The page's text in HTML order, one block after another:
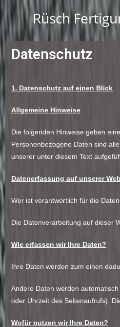
Rüsch
Datenschutz
1. Datenschutz auf einen Blick
Allgemeine Hinweise
Die folgenden Hinweise geben
Personenbezogene Daten sind
unserer unter diesem Text
Datenerfassung auf unserer
Wer ist verantwortlich für die
Die Datenverarbeitung auf dieser
Wie erfassen wir Ihre Daten?
Ihre Daten werden zum einen
Andere Daten werden
oder Uhrzeit des Seitenaufrufs).
Wofür nutzen wir Ihre Daten?